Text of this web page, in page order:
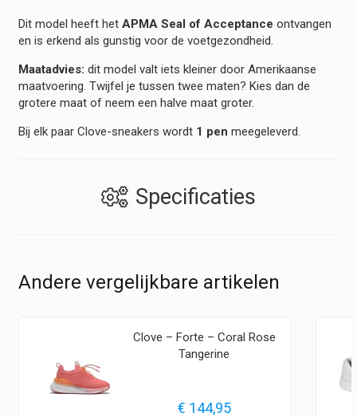
Dit model heeft het APMA Seal of Acceptance ontvangen
en is erkend als gunstig voor de voetgezondheid.
Maatadvies: dit model valt iets kleiner door Amerikaanse
maatvoering. Twijfel je tussen twee maten? Kies dan de
grotere maat of neem een halve maat groter.
Bij elk paar Clove-sneakers wordt 1 pen meegeleverd.
Specificaties
Andere vergelijkbare artikelen
Clove – Forte – Coral Rose
Tangerine
€ 144,95